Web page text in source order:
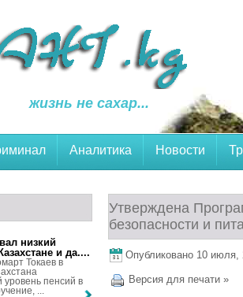
жизнь не сахар...
Аналитика Новости
Утверждена
безопасности и
Опубликовано 10 июля,
Версия для печати »
низкий
и да....
Токаев в
уровень пенсий в
...